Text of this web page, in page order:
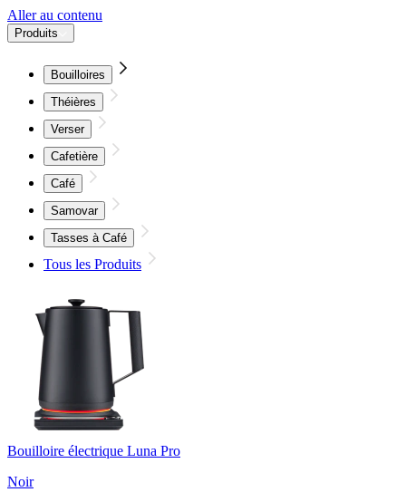
Aller au contenu
Produits
Bouilloires
Théières
Verser
Cafetière
Café
Samovar
Tasses à Café
Tous les Produits
Bouilloire électrique Luna Pro
Noir